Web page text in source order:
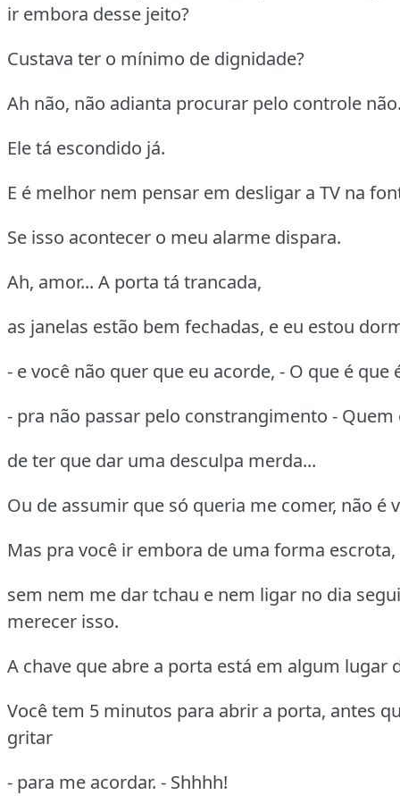
ir embora desse jeito?
Custava ter o mínimo de dignidade?
Ah não, não adianta procurar pelo controle
Ele tá escondido já.
E é melhor nem pensar em desligar a TV na
Se isso acontecer o meu alarme dispara.
Ah, amor... A porta tá trancada,
as janelas estão bem fechadas, e eu estou
- e você não quer que eu acorde, - O que é que
- pra não passar pelo constrangimento - Quem
de ter que dar uma desculpa merda...
Ou de assumir que só queria me comer, não é
Mas pra você ir embora de uma forma escrota,
sem nem me dar tchau e nem ligar no dia
merecer isso.
A chave que abre a porta está em algum lugar
Você tem 5 minutos para abrir a porta, antes
gritar
- para me acordar. - Shhhh!